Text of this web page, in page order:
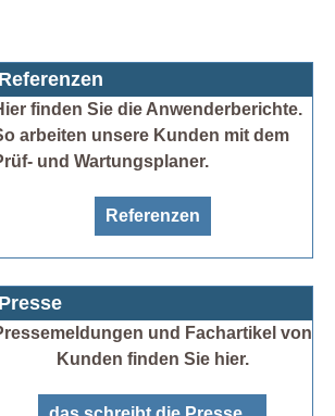
Referenzen
finden Sie die Anwenderberichte.
arbeiten unsere Kunden mit dem
und Wartungsplaner.
Referenzen
Presse
und Fachartikel von
Kunden finden Sie hier.